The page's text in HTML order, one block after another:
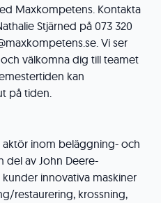
Maxkompetens. Kontakta
Stjärned på 073 320
Vi ser
välkomna dig till teamet
kan
på tiden.
inom beläggning- och
del av John Deere-
innovativa maskiner
restaurering, krossning,